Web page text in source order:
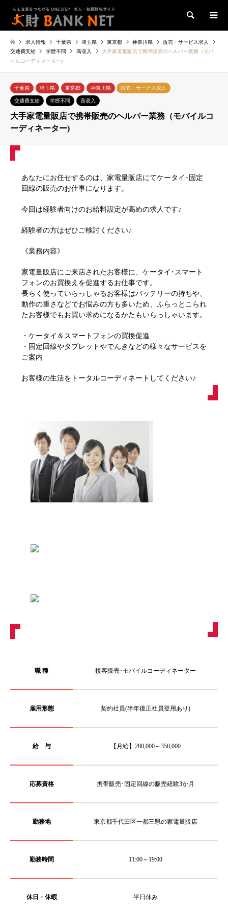
検索
求人情報 千葉県 埼玉県 東京都 神奈川県
販売・サービス求人
交通費支給
学歴不問 高収入
大手家電量販店で携帯販売のヘルパー業務（モバ
イルコーディネーター)
千葉県 埼玉県 東京都 神奈川県 販売・サービス求人
交通費支給 学歴不問 高収入
大手家電量販店で携帯販売のヘルパー業務（モバイルコ
ーディネーター)
あなたにお任せするのは、家電量販店にてケータイ･固定
回線の販売のお仕事になります。
今回は経験者向けのお給料設定が高めの求人です♪
経験者の方はぜひご検討ください♪
《業務内容》
家電量販店にご来店されたお客様に、ケータイ･スマート
フォンのお買換えを促進するお仕事です。
長らく使っていらっしゃるお客様はバッテリーの持ちや、
動作の重さなどでお悩みの方も多いため、ふらっとこられ
たお客様でもお買い求めになるかたもいらっしゃいます。
・ケータイ＆スマートフォンの買換促進
・固定回線やタブレットやでんきなどの様々なサービスを
ご案内
お客様の生活をトータルコーディネートしてください♪
職 種 接客販売･モバイルコーディネーター
雇用形態 契約社員(半年後正社員登用あり)
給 与 【月給】280,000～350,000
応募資格 携帯販売･固定回線の販売経験3か月
勤務地 東京都千代田区一都三県の家電量販店
勤務時間 11:00～19:00
休日・休暇 平日休み